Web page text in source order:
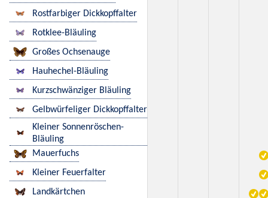
Rostfarbiger Dickkopffalter
Rotklee-Bläuling
Großes Ochsenauge
Hauhechel-Bläuling
Kurzschwänziger Bläuling
Gelbwürfeliger Dickkopffalter
Kleiner Sonnenröschen-
Bläuling
Mauerfuchs
Kleiner Feuerfalter
Landkärtchen